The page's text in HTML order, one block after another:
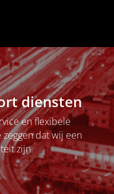
diensten
en flexibele
dat wij een
zijn.